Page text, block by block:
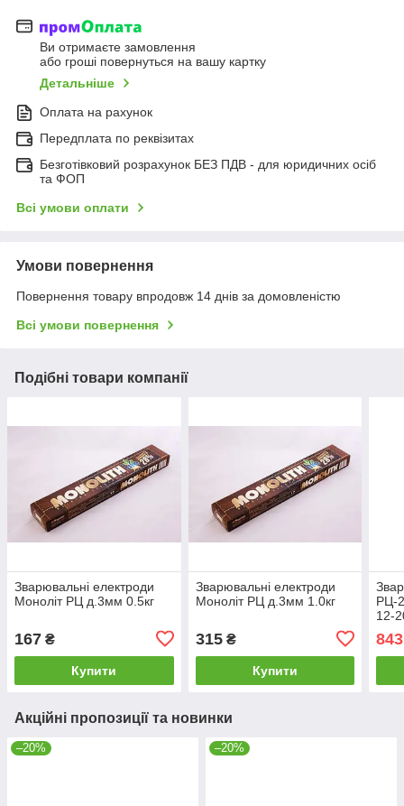
Ви отримаєте замовлення
або гроші повернуться на вашу картку
Детальніше
Оплата на рахунок
Передплата по реквізитах
Безготівковий розрахунок БЕЗ ПДВ - для юридичних осіб
та ФОП
Всі умови оплати
Умови повернення
Повернення товару впродовж 14 днів за домовленістю
Всі умови повернення
Подібні товари компанії
Зварювальні електроди
Моноліт РЦ д.3мм 0.5кг
167 ₴
Купити
Зварювальні електроди
Моноліт РЦ д.3мм 1.0кг
315₴
Купити
РЦ-
12-
кг
843
Акційні пропозиції та новинки
–20% –20%